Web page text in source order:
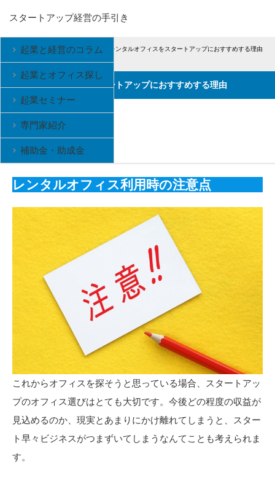
スタートアップ経営の手引き
起業と経営のコラム
起業とオフィス探し
起業セミナー
専門家紹介
補助金・助成金
Home レンタルオフィス レンタルオフィスをスタートアップにおすすめする理由
レンタルオフィスをスタートアップにおすすめする理由
レンタルオフィス利用時の注意点
これからオフィスを探そうと思っている場合、スタートアッ
プのオフィス選びはとても大切です。今後どの程度の収益が
見込めるのか、現実とあまりにかけ離れてしまうと、スター
ト早々ビジネスがつまずいてしまうなんてことも考えられま
す。